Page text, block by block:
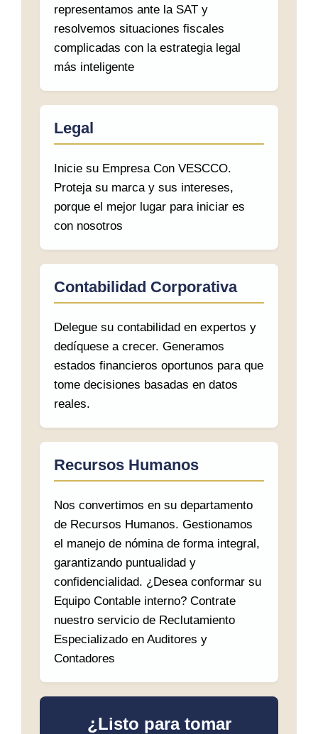
representamos ante la SAT y
resolvemos situaciones fiscales
complicadas con la estrategia legal
más inteligente
Legal
Inicie su Empresa Con VESCCO.
Proteja su marca y sus intereses,
porque el mejor lugar para iniciar es
con nosotros
Contabilidad Corporativa
Delegue su contabilidad en expertos y
dedíquese a crecer. Generamos
estados financieros oportunos para que
tome decisiones basadas en datos
reales.
Recursos Humanos
Nos convertimos en su departamento
de Recursos Humanos. Gestionamos
el manejo de nómina de forma integral,
garantizando puntualidad y
confidencialidad. ¿Desea conformar su
Equipo Contable interno? Contrate
nuestro servicio de Reclutamiento
Especializado en Auditores y
Contadores
¿Listo para tomar